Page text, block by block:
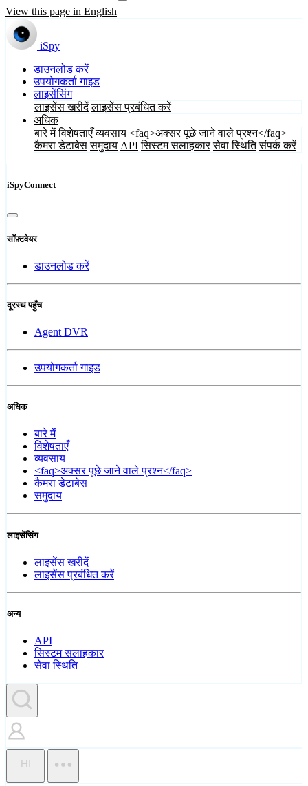
View this page in English
iSpy
डाउनलोड करें
उपयोगकर्ता गाइड
लाइसेंसिंग
लाइसेंस खरीदें लाइसेंस प्रबंधित करें
अधिक
बारे में विशेषताएँ व्यवसाय <faq>अक्सर पूछे जाने वाले प्रश्न</faq>
कैमरा डेटाबेस समुदाय API सिस्टम सलाहकार सेवा स्थिति संपर्क करें
iSpyConnect
सॉफ़्टवेयर
डाउनलोड करें
दूरस्थ पहुँच
Agent DVR
उपयोगकर्ता गाइड
अधिक
बारे में
विशेषताएँ
व्यवसाय
<faq>अक्सर पूछे जाने वाले प्रश्न</faq>
कैमरा डेटाबेस
समुदाय
लाइसेंसिंग
लाइसेंस खरीदें
लाइसेंस प्रबंधित करें
अन्य
API
सिस्टम सलाहकार
सेवा स्थिति
HI